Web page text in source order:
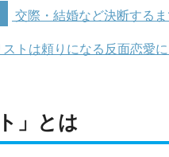
交際・結婚など決断する
ストは頼りになる反面恋愛
」とは